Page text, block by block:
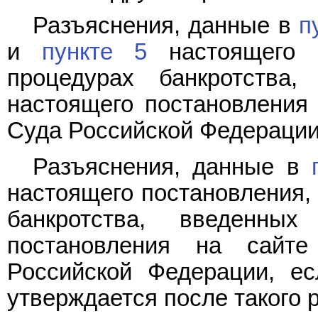
Разъяснения, данные в
и пункте 5 настоящего
процедурах
настоящего
Суда Российской
Разъяснения, данные в
настоящего
банкротства,
постановления на
Российской Федерации,
утверждается после